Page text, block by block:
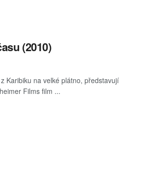
(2010)
Karibiku na velké plátno, představují
Films film ...